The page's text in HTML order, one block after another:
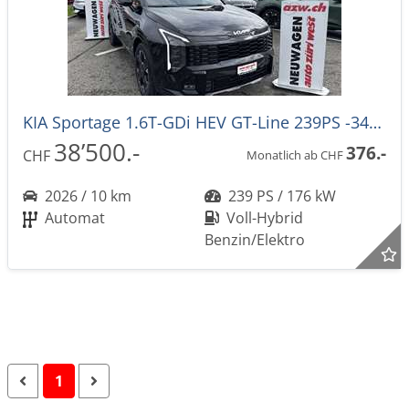
KIA Sportage 1.6T-GDi HEV GT-Line 239PS -34%! 4x4 Automat NEUES MODELL
CHF 38’500.- Monatlich ab CHF376.-
2026 / 10 km
239 PS / 176 kW
Automat
Voll-Hybrid
Benzin/Elektro
1